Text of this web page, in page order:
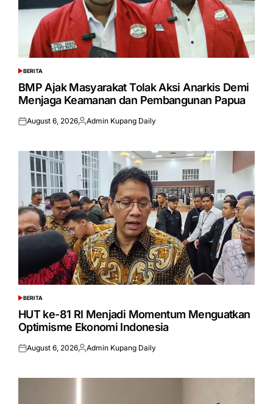
POSTED
IN
BERITA
BMP Ajak Masyarakat Tolak Aksi Anarkis Demi
Menjaga Keamanan dan Pembangunan Papua
Posted
August 6, 2026Posted
Admin Kupang Daily
POSTED
IN
BERITA
HUT ke-81 RI Menjadi Momentum Menguatkan
Optimisme Ekonomi Indonesia
Posted
August 6, 2026Posted
Admin Kupang Daily